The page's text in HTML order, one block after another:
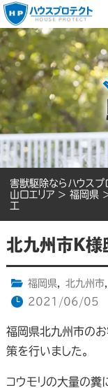
害獣駆除ならハウスプ
山口エリア > 福岡県
工
北九州市K様
福岡県, 北九州市,
2021/06/05
福岡県北九州市のお
策を行いました。
コウモリの大量の糞